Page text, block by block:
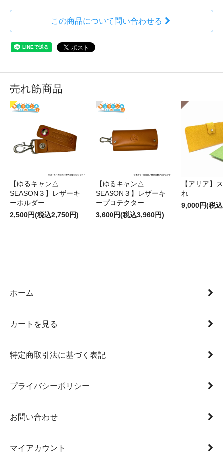
この商品について問い合わせる
売れ筋商品
【ゆるキャン△
SEASON３】レザーキ
ーホルダー
2,500円(税込2,750円)
【ゆるキャン△
SEASON３】レザーキ
ープロテクター
3,600円(税込3,960円)
【アリア】
れ
9,000円(税
ホーム
カートを見る
特定商取引法に基づく表記
プライバシーポリシー
お問い合わせ
マイアカウント